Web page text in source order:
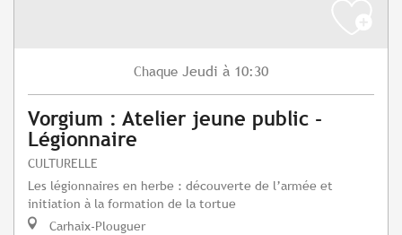
Chaque Jeudi à 10:30
Vorgium : Atelier jeune public -
Légionnaire
CULTURELLE
Les légionnaires en herbe : découverte de l’armée et
initiation à la formation de la tortue
Carhaix-Plouguer